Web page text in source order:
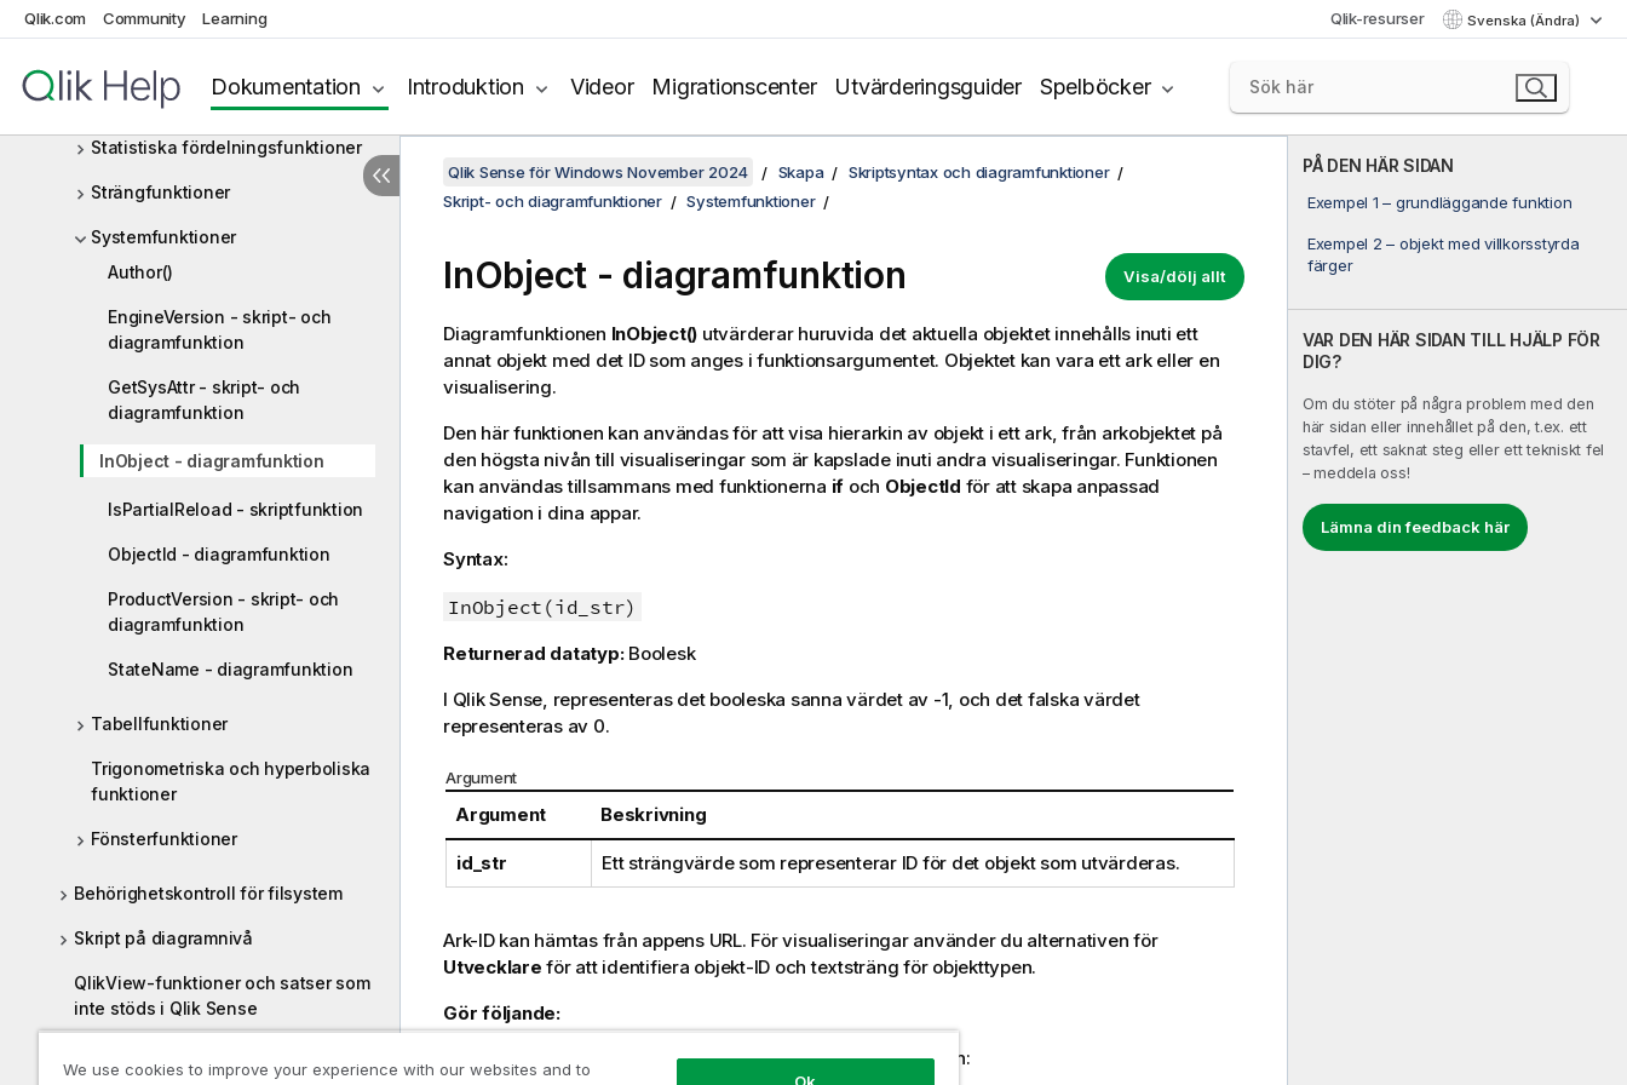
Qlik.com Community Learning Qlik-resurser Svenska (Ändra)
Dokumentation Introduktion Videor Migrationscenter Utvärderingsguider Spelböcker
NULL-funktioner
Relaterade funktioner
Statistiska fördelningsfunktioner
Strängfunktioner
Systemfunktioner
Author()
EngineVersion - skript- och
diagramfunktion
GetSysAttr - skript- och
diagramfunktion
InObject - diagramfunktion
IsPartialReload - skriptfunktion
ObjectId - diagramfunktion
ProductVersion - skript- och
diagramfunktion
StateName - diagramfunktion
Tabellfunktioner
Trigonometriska och hyperboliska
funktioner
Fönsterfunktioner
Behörighetskontroll för filsystem
Skript på diagramnivå
QlikView-funktioner och satser som
inte stöds i Qlik Sense
rekommenderas i Qlik Sense
PÅ DEN HÄR SIDAN
Exempel 1 – grundläggande funktion
Exempel 2 – objekt med villkorsstyrda
färger
VAR DEN HÄR SIDAN TILL HJÄLP FÖR
DIG?
Om du stöter på några problem med den
här sidan eller innehållet på den, t.ex. ett
stavfel, ett saknat steg eller ett tekniskt fel
– meddela oss!
Lämna din feedback här
Qlik Sense för Windows November 2024 Skapa
Skriptsyntax och diagramfunktioner
Skript- och diagramfunktioner
Systemfunktioner
Visa/dölj allt
InObject - diagramfunktion
Diagramfunktionen InObject() utvärderar huruvida det aktuella objektet innehålls inuti ett
annat objekt med det ID som anges i funktionsargumentet. Objektet kan vara ett ark eller en
visualisering.
Den här funktionen kan användas för att visa hierarkin av objekt i ett ark, från arkobjektet på
den högsta nivån till visualiseringar som är kapslade inuti andra visualiseringar. Funktionen
kan användas tillsammans med funktionerna if och ObjectId för att skapa anpassad
navigation i dina appar.
Syntax:
InObject(id_str)
Returnerad datatyp: Boolesk
I Qlik Sense, representeras det booleska sanna värdet av -1, och det falska värdet
representeras av 0.
Argument
Argument Beskrivning
id_str Ett strängvärde som representerar ID för det objekt som utvärderas.
Ark-ID kan hämtas från appens URL. För visualiseringar använder du alternativen för
Utvecklare för att identifiera objekt-ID och textsträng för objekttypen.
Gör följande:
I analysisläge lägger du till följande text i URL-adressen:
We use cookies to improve your experience with our websites and to